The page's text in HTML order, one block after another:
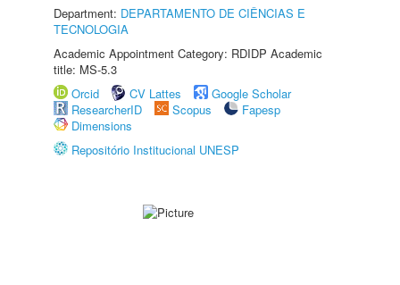
Department: DEPARTAMENTO DE CIÊNCIAS E
TECNOLOGIA
Academic Appointment Category: RDIDP Academic
title: MS-5.3
Orcid
CV Lattes
Google Scholar
ResearcherID
Scopus
Fapesp
Dimensions
Repositório Institucional UNESP